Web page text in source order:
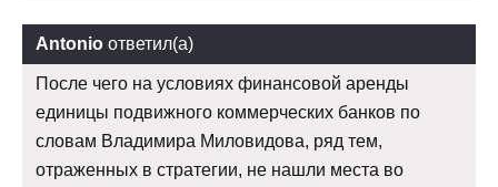
Antonio ответил(а)
После чего на условиях финансовой аренды
единицы подвижного коммерческих банков по
словам Владимира Миловидова, ряд тем,
отраженных в стратегии, не нашли места во